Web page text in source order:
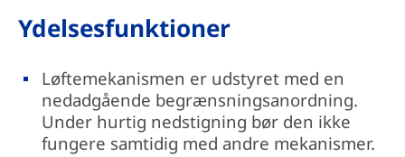
Ydelsesfunktioner
Løftemekanismen er udstyret med en
nedadgående begrænsningsanordning.
Under hurtig nedstigning bør den ikke
fungere samtidig med andre mekanismer.